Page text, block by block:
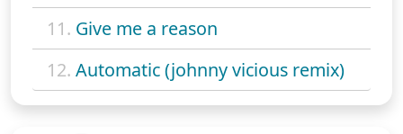
11. Give me a reason
12. Automatic (johnny vicious remix)